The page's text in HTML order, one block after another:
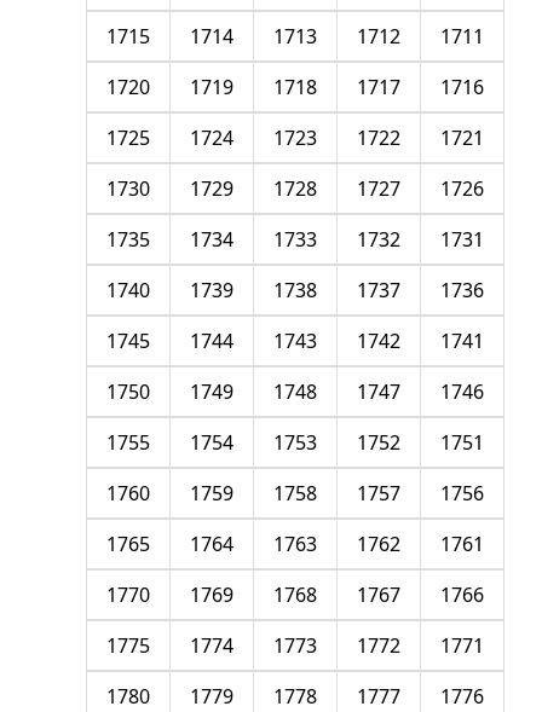
1711
1712
1713
1714
1715
1716
1717
1718
1719
1720
1721
1722
1723
1724
1725
1726
1727
1728
1729
1730
1731
1732
1733
1734
1735
1736
1737
1738
1739
1740
1741
1742
1743
1744
1745
1746
1747
1748
1749
1750
1751
1752
1753
1754
1755
1756
1757
1758
1759
1760
1761
1762
1763
1764
1765
1766
1767
1768
1769
1770
1771
1772
1773
1774
1775
1776
1777
1778
1779
1780